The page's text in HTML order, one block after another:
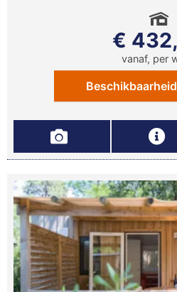
€
vanaf, per